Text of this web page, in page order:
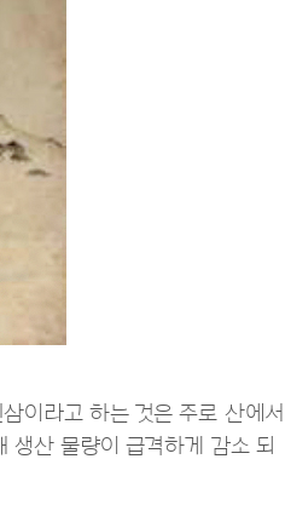
이라고 하는 것은 주로 산에서
생산 물량이 급격하게 감소 되